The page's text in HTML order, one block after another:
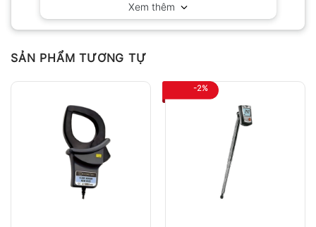
Xem thêm
SẢN PHẨM TƯƠNG TỰ
-2%